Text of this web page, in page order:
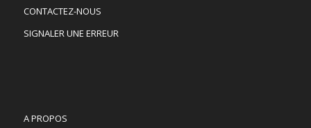
CONTACTEZ-NOUS
SIGNALER UNE ERREUR
A PROPOS